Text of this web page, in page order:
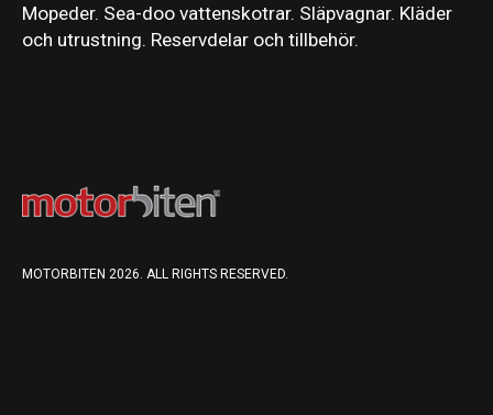
Mopeder. Sea-doo vattenskotrar. Släpvagnar. Kläder
och utrustning. Reservdelar och tillbehör.
MOTORBITEN 2026. ALL RIGHTS RESERVED.